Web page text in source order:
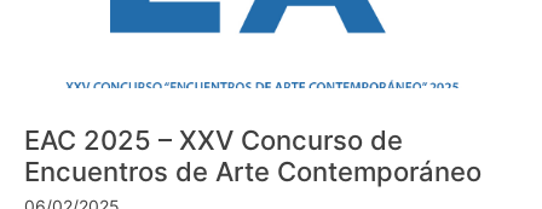
EAC 2025 – XXV Concurso de
Encuentros de Arte Contemporáneo